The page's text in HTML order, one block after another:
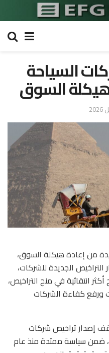
السياحة
السوق
من إعادة هيكلة السوق،
الجديدة للشركات،
انتقائية في منح التراخيص،
ورفع كفاءة الشركات
إصدار تراخيص شركات
ضمن سياسة ممتدة منذ عام